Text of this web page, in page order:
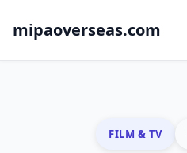
mipaoverseas.com
FILM & TV